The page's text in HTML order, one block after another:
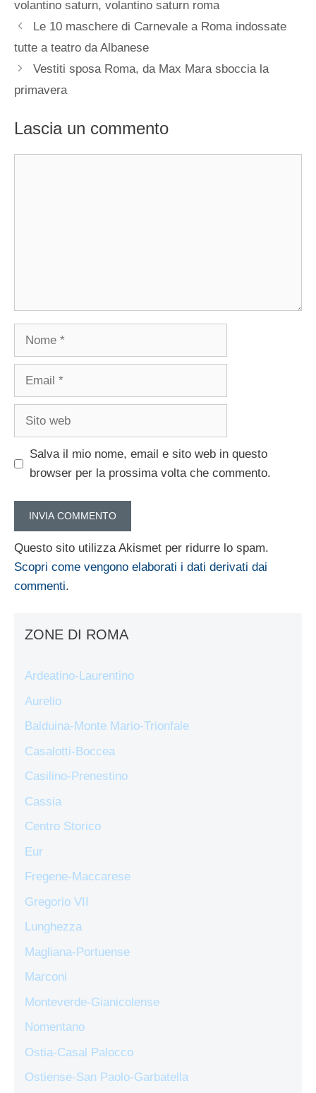
volantino saturn, volantino saturn roma
Le 10 maschere di Carnevale a Roma indossate
tutte a teatro da Albanese
Vestiti sposa Roma, da Max Mara sboccia la
primavera
Lascia un commento
Nome
Email
Sito
Salva il mio nome, email e sito web in questo
browser per la prossima volta che commento.
Questo sito utilizza Akismet per ridurre lo spam.
Scopri come vengono elaborati i dati derivati dai
commenti.
ZONE DI ROMA
Ardeatino-Laurentino
Aurelio
Balduina-Monte Mario-Trionfale
Casalotti-Boccea
Casilino-Prenestino
Cassia
Centro Storico
Eur
Fregene-Maccarese
Gregorio VII
Lunghezza
Magliana-Portuense
Marconi
Monteverde-Gianicolense
Nomentano
Ostia-Casal Palocco
Ostiense-San Paolo-Garbatella